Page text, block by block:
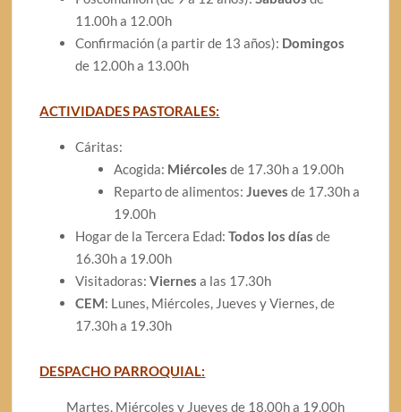
11.00h a 12.00h
Confirmación (a partir de 13 años): Domingos
de 12.00h a 13.00h
ACTIVIDADES PASTORALES:
Cáritas:
Acogida: Miércoles de 17.30h a 19.00h
Reparto de alimentos: Jueves de 17.30h a
19.00h
Hogar de la Tercera Edad:Todos los días de
16.30h a 19.00h
Visitadoras:Viernes a las 17.30h
CEM: Lunes, Miércoles, Jueves y Viernes, de
17.30h a 19.30h
DESPACHO PARROQUIAL:
Martes, Miércoles y Jueves de 18.00h a 19.00h